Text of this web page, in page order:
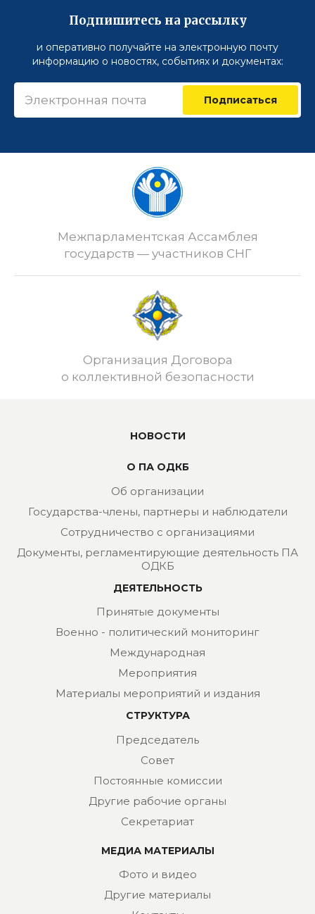
Подпишитесь на рассылку
и оперативно получайте на электронную почту
информацию о новостях, событиях и документах:
Подписаться
Межпарламентская Ассамблея
государств — участников СНГ
Организация Договора
о коллективной безопасности
НОВОСТИ
О ПА ОДКБ
Об организации
Государства-члены, партнеры и наблюдатели
Сотрудничество с организациями
Документы, регламентирующие деятельность ПА
ОДКБ
ДЕЯТЕЛЬНОСТЬ
Принятые документы
Военно - политический мониторинг
Международная
Мероприятия
Материалы мероприятий и издания
СТРУКТУРА
Председатель
Совет
Постоянные комиссии
Другие рабочие органы
Секретариат
МЕДИА МАТЕРИАЛЫ
Фото и видео
Другие материалы